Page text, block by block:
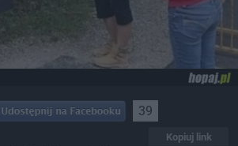
39
Kopiuj link